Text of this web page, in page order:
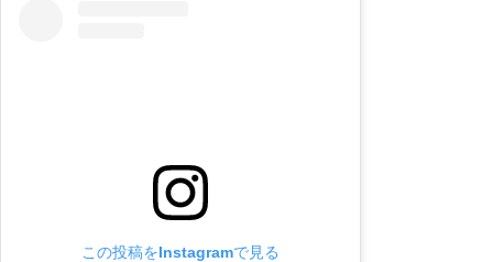
この投稿をInstagramで見る